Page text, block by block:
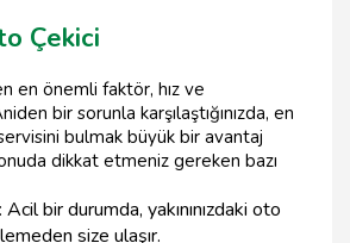
Çekici
en önemli faktör, hız ve
bir sorunla karşılaştığınızda, en
bulmak büyük bir avantaj
dikkat etmeniz gereken bazı
: Acil bir durumda, yakınınızdaki oto
size ulaşır.